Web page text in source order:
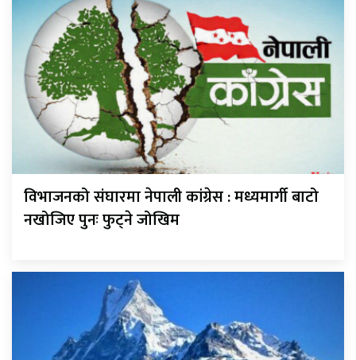
विभाजनको संघारमा नेपाली कांग्रेस : मध्यमार्गी बाटो
नखोजिए पुनः फुट्ने जोखिम